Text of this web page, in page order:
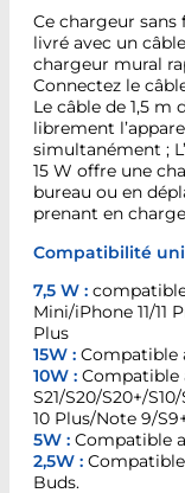
Ce chargeur
livré avec un
chargeur mural
Connectez le
Le câble de 1,5 m
librement
simultanément ;
15 W offre une
bureau ou en
prenant en
Compatibilité
7,5 W : compatible
Mini/iPhone 11/11
Plus
15W : Compatible
10W : Compatible
S21/S20/S20+/
10 Plus/Note 9/
5W : Compatible
2,5W :
Buds.